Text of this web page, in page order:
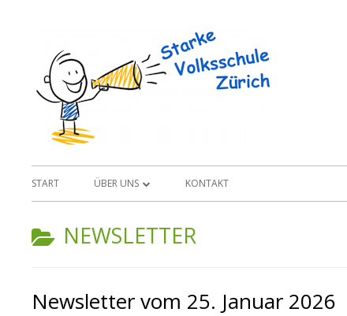
Primäres
START ÜBER UNS KONTAKT
KATEGORIE:
NEWSLETTER
Newsletter vom 25. Januar 2026